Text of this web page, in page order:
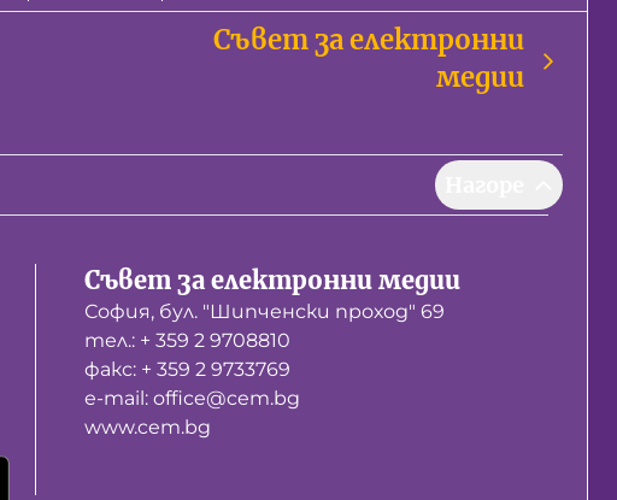
Съвет за електронни
медии
Съвет за електронни медии
София, бул. "Шипченски проход" 69
тел.: + 359 2 9708810
факс: + 359 2 9733769
е-mail: office@cem.bg
www.cem.bg